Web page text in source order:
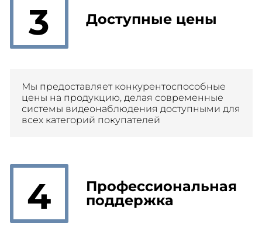
3 Доступные цены
Мы предоставляет конкурентоспособные
цены на продукцию, делая современные
системы видеонаблюдения доступными для
всех категорий покупателей
4
Профессиональная
поддержка